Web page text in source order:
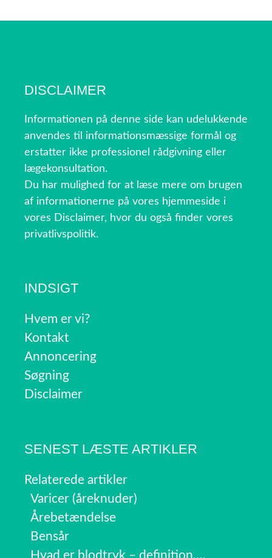
DISCLAIMER
Informationen på denne side kan udelukkende
anvendes til informationsmæssige formål og
erstatter ikke professionel rådgivning eller
lægekonsultation.
Du har mulighed for at læse mere om brugen
af informationerne på vores hjemmeside i
vores Disclaimer, hvor du også finder vores
privatlivspolitik.
INDSIGT
Hvem er vi?
Kontakt
Annoncering
Søgning
Disclaimer
SENEST LÆSTE ARTIKLER
Relaterede artikler
Varicer (åreknuder)
Årebetændelse
Bensår
Hvad er blodtryk – definition,…